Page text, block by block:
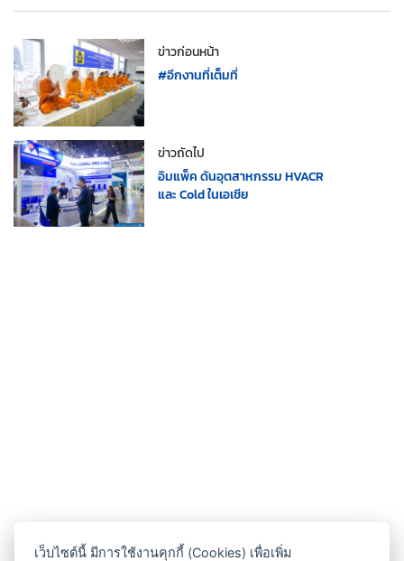
ข่าวก่อนหน้า
#อีกงานที่เต็มที่
ข่าวถัดไป
อิมแพ็ค ดันอุตสาหกรรม HVACR
และ Cold ในเอเชีย
เว็บไซต์นี้ มีการใช้งานคุกกี้ (Cookies) เพื่อเพิ่ม